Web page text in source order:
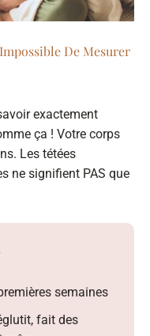
De Mesurer
exactement
ça ! Votre corps
Les tétées
ne signifient PAS que
semaines
fait des